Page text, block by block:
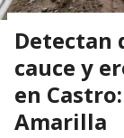
cauce y
en
Amarilla